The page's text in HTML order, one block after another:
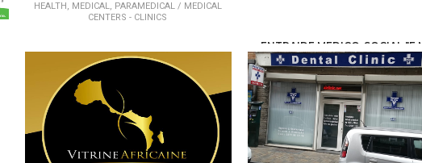
HEALTH, MEDICAL, PARAMEDICAL / MEDICAL
CENTERS - CLINICS
ENTRAIDE MEDICO-SOCIAL
HEALTH, MEDICAL, PARAMEDICAL /
CENTERS - CLINICS